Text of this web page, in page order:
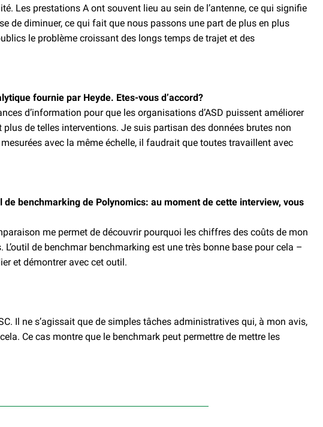
Les prestations A ont souvent lieu au sein de l’antenne, ce qui signifie
de diminuer, ce qui fait que nous passons une part de plus en plus
le problème croissant des longs temps de trajet et des
fournie par Heyde. Etes-vous d’accord?
d’information pour que les organisations d’ASD puissent améliorer
de telles interventions. Je suis partisan des données brutes non
avec la même échelle, il faudrait que toutes travaillent avec
benchmarking de Polynomics: au ­moment de cette interview, vous
me permet de découvrir pourquoi les chiffres des coûts de mon
de benchmar benchmarking est une très bonne base pour cela –
et démontrer avec cet outil.
Il ne s’agissait que de simples tâches administratives qui, à mon avis,
Ce cas montre que le benchmark peut permettre de mettre les